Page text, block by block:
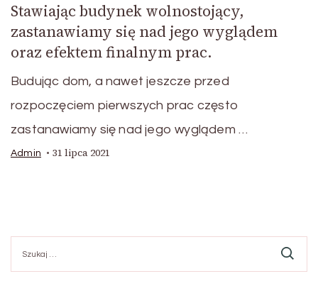
Stawiając budynek wolnostojący,
zastanawiamy się nad jego wyglądem
oraz efektem finalnym prac.
Budując dom, a nawet jeszcze przed
rozpoczęciem pierwszych prac często
zastanawiamy się nad jego wyglądem …
Admin 31 lipca 2021